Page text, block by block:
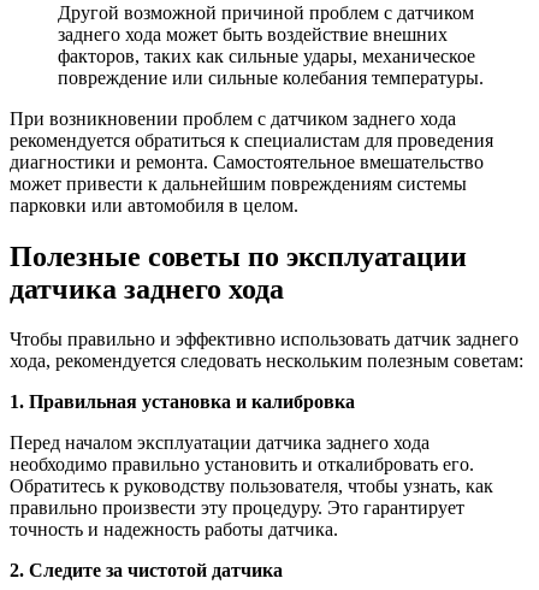
Другой возможной причиной проблем с датчиком
заднего хода может быть воздействие внешних
факторов, таких как сильные удары, механическое
повреждение или сильные колебания температуры.
При возникновении проблем с датчиком заднего хода
рекомендуется обратиться к специалистам для проведения
диагностики и ремонта. Самостоятельное вмешательство
может привести к дальнейшим повреждениям системы
парковки или автомобиля в целом.
Полезные советы по эксплуатации
датчика заднего хода
Чтобы правильно и эффективно использовать датчик заднего
хода, рекомендуется следовать нескольким полезным советам:
1. Правильная установка и калибровка
Перед началом эксплуатации датчика заднего хода
необходимо правильно установить и откалибровать его.
Обратитесь к руководству пользователя, чтобы узнать, как
правильно произвести эту процедуру. Это гарантирует
точность и надежность работы датчика.
2. Следите за чистотой датчика